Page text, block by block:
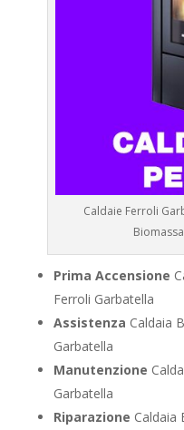
Caldaie Ferroli
Prima Accensione
Ferroli Garbatella
Assistenza Caldaia
Garbatella
Manutenzione
Garbatella
Riparazione Caldaia